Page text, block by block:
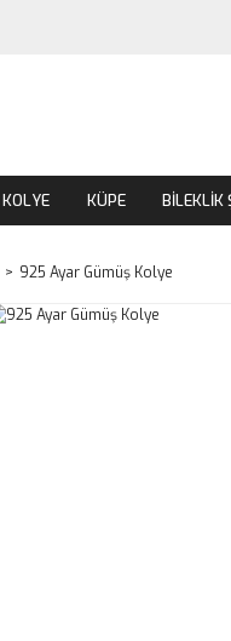
KOLYE KÜPE BİLEKLİK
925 Ayar Gümüş Kolye